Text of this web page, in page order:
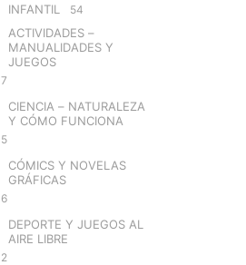
INFANTIL 54
ACTIVIDADES –
MANUALIDADES Y
JUEGOS
7
CIENCIA – NATURALEZA
Y CÓMO FUNCIONA
5
CÓMICS Y NOVELAS
GRÁFICAS
6
DEPORTE Y JUEGOS AL
AIRE LIBRE
2